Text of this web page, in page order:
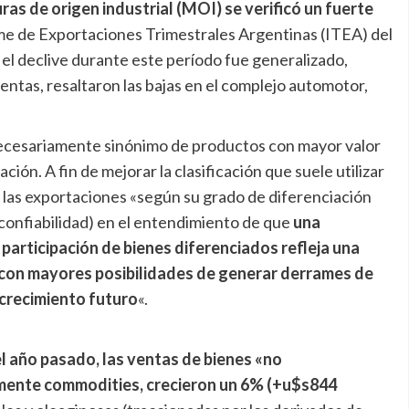
de origen industrial (MOI) se verificó un fuerte
de Exportaciones Trimestrales Argentinas (ITEA) del
declive durante este período fue generalizado,
resaltaron las bajas en el complejo automotor,
sinónimo de productos con mayor valor
A fin de mejorar la clasificación que suele utilizar
exportaciones «según su grado de diferenciación
en el entendimiento de que una
de bienes diferenciados refleja una
mayores posibilidades de generar derrames de
futuro«.
pasado, las ventas de bienes «no
commodities, crecieron un 6% (+u$s844